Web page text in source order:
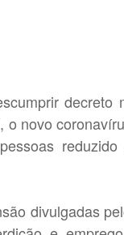
decreto
novo
divulgadas